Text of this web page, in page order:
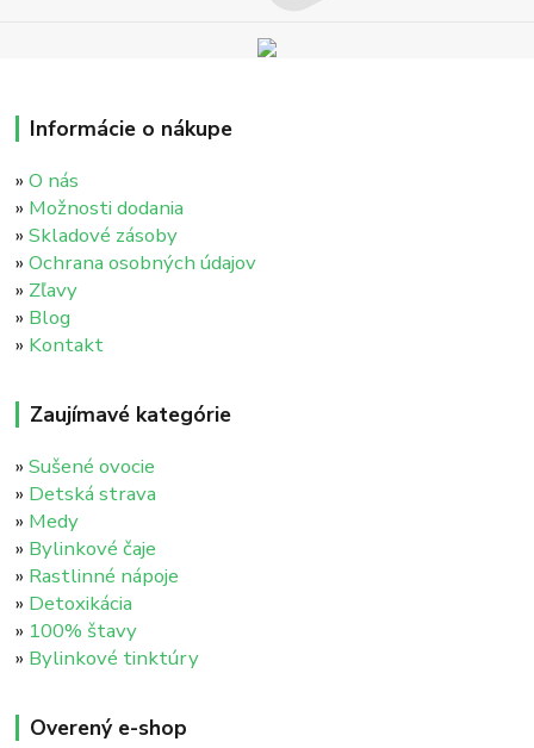
Informácie o nákupe
»O nás
» Možnosti dodania
»Skladové zásoby
»Ochrana osobných údajov
» Zľavy
» Blog
» Kontakt
Zaujímavé kategórie
»Sušené ovocie
» Detská strava
» Medy
» Bylinkové čaje
» Rastlinné nápoje
» Detoxikácia
» 100% štavy
» Bylinkové tinktúry
Overený e-shop